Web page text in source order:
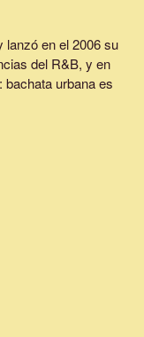
lanzó en el 2006 su
del R&B, y en
urbana es